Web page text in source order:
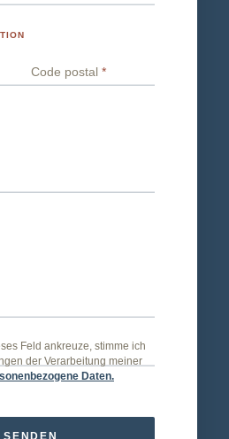
Code postal *
Feld ankreuze, stimme ich
der Verarbeitung meiner
Daten.